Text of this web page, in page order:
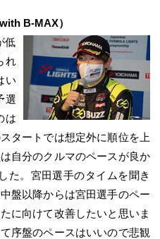
B-MAX）
低
れ
い
選
は
タートでは想定外に順位を上
自分のクルマのペースが良か
た。宮田選手のタイムを聞き
盤以降からは宮田選手のペー
に向けて改善したいと思いま
序盤のペースはいいので悲観